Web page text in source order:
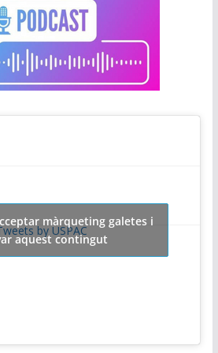
by USPAC
màrqueting galetes i
aquest contingut